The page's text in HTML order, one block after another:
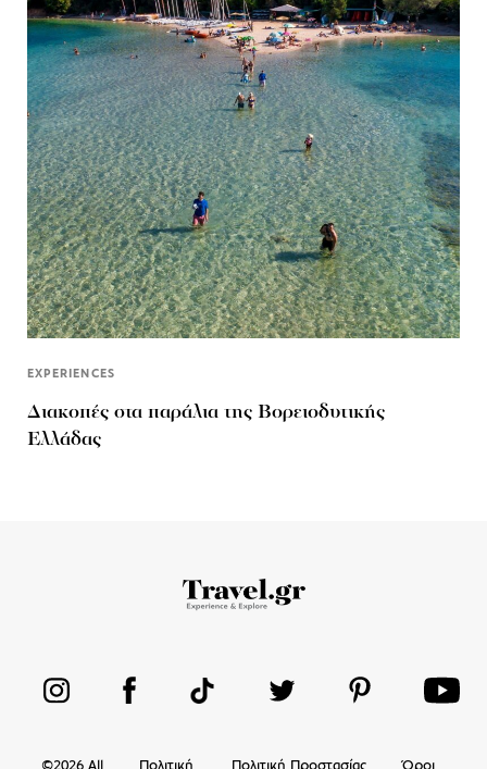
EXPERIENCES
Διακοπές στα παράλια της Βορειοδυτικής
Ελλάδας